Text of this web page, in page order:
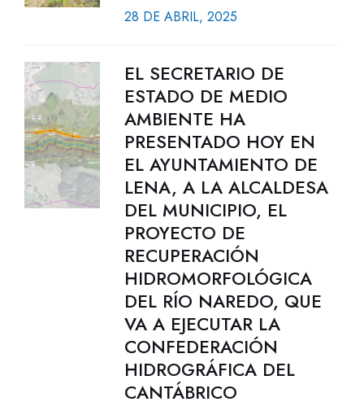
28 DE ABRIL, 2025
EL SECRETARIO DE
ESTADO DE MEDIO
AMBIENTE HA
PRESENTADO HOY EN
EL AYUNTAMIENTO DE
LENA, A LA ALCALDESA
DEL MUNICIPIO, EL
PROYECTO DE
RECUPERACIÓN
HIDROMORFOLÓGICA
DEL RÍO NAREDO, QUE
VA A EJECUTAR LA
CONFEDERACIÓN
HIDROGRÁFICA DEL
CANTÁBRICO